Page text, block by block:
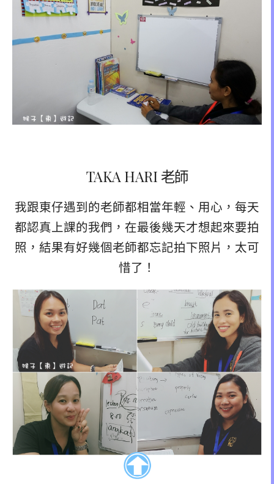
TAKA HARI 老師
我跟東仔遇到的老師都相當年輕、用心，每天
都認真上課的我們，在最後幾天才想起來要拍
照，結果有好幾個老師都忘記拍下照片，太可
惜了！